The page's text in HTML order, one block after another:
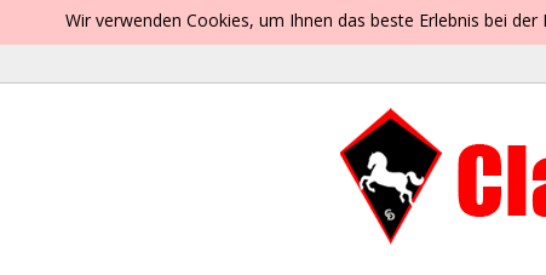
Wir verwenden Cookies, um Ihnen das beste Erlebnis bei